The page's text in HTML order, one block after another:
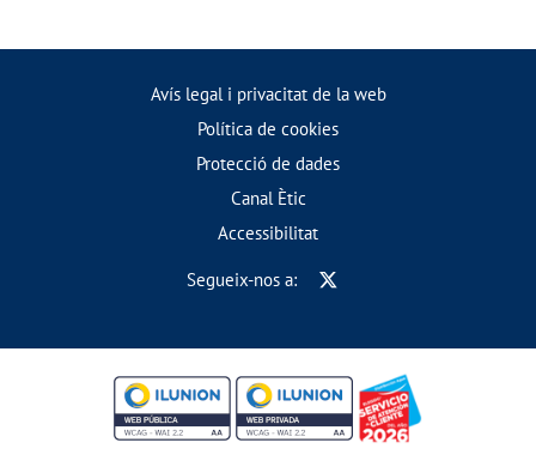
Avís legal i privacitat de la web
Política de cookies
Protecció de dades
Canal Ètic
Accessibilitat
Segueix-nos a: